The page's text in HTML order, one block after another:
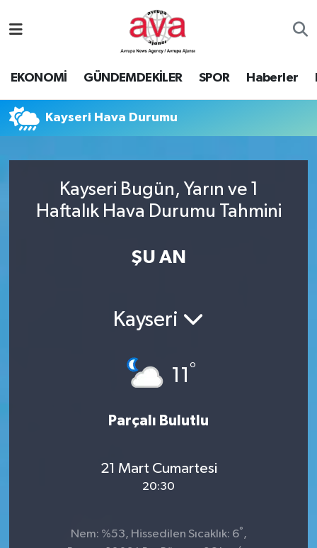
EKONOMİ GÜNDEMDEKİLER SPOR Haberler
Kayseri Hava Durumu
Kayseri Bugün, Yarın ve 1
Haftalık Hava Durumu Tahmini
ŞU AN
Kayseri
11°
Parçalı Bulutlu
21 Mart Cumartesi
20:30
Nem: %53, Hissedilen Sıcaklık: 6° ,
Nöbetçi Eczaneler
Namaz Vakitleri
Trafik Durumu
Süper Lig Puan Durumu ve Fikstür